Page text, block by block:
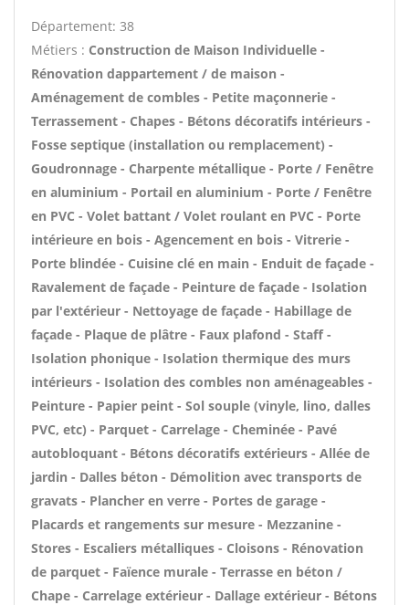
Département: 38
Métiers : Construction de Maison Individuelle -
Rénovation dappartement / de maison -
Aménagement de combles - Petite maçonnerie -
Terrassement - Chapes - Bétons décoratifs intérieurs -
Fosse septique (installation ou remplacement) -
Goudronnage - Charpente métallique - Porte / Fenêtre
en aluminium - Portail en aluminium - Porte / Fenêtre
en PVC - Volet battant / Volet roulant en PVC - Porte
intérieure en bois - Agencement en bois - Vitrerie -
Porte blindée - Cuisine clé en main - Enduit de façade -
Ravalement de façade - Peinture de façade - Isolation
par l'extérieur - Nettoyage de façade - Habillage de
façade - Plaque de plâtre - Faux plafond - Staff -
Isolation phonique - Isolation thermique des murs
intérieurs - Isolation des combles non aménageables -
Peinture - Papier peint - Sol souple (vinyle, lino, dalles
PVC, etc) - Parquet - Carrelage - Cheminée - Pavé
autobloquant - Bétons décoratifs extérieurs - Allée de
jardin - Dalles béton - Démolition avec transports de
gravats - Plancher en verre - Portes de garage -
Placards et rangements sur mesure - Mezzanine -
Stores - Escaliers métalliques - Cloisons - Rénovation
de parquet - Faïence murale - Terrasse en béton /
Chape - Carrelage extérieur - Dallage extérieur - Bétons